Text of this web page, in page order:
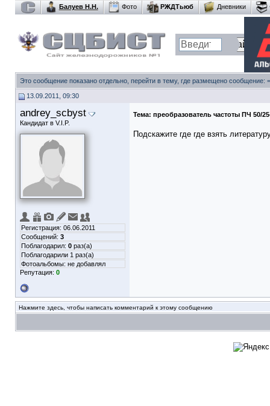
Балуев Н.Н. Фото РЖДТьюб Дневники
Это сообщение показано отдельно, перейти в тему, где размещено сообщение:
13.09.2011, 09:30
andrey_scbyst
Кандидат в V.I.P.
Регистрация: 06.06.2011
Сообщений: 3
Поблагодарил: 0 раз(а)
Поблагодарили 1 раз(а)
Фотоальбомы: не добавлял
Репутация: 0
Тема: преобразователь частоты ПЧ 50/
Подскажите где где взять
Нажмите здесь, чтобы написать комментарий к этому сообщению